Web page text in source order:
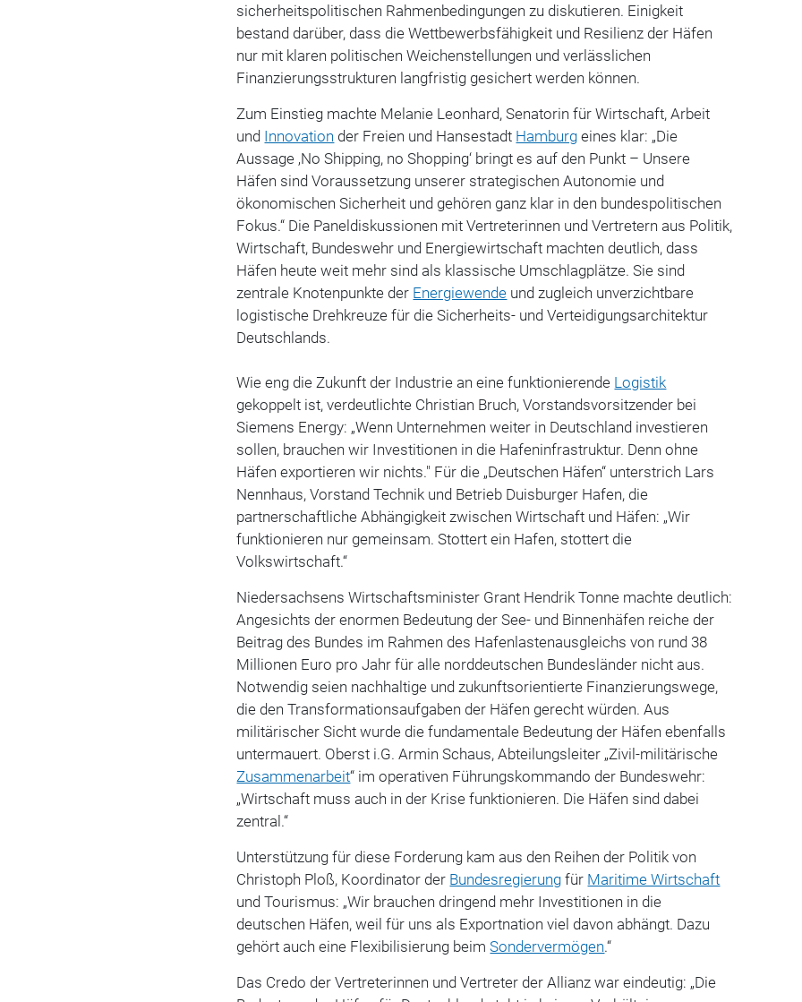
sicherheitspolitischen Rahmenbedingungen zu diskutieren. Einigkeit
bestand darüber, dass die Wettbewerbsfähigkeit und Resilienz der Häfen
nur mit klaren politischen Weichenstellungen und verlässlichen
Finanzierungsstrukturen langfristig gesichert werden können.
Zum Einstieg machte Melanie Leonhard, Senatorin für Wirtschaft, Arbeit
und Innovation der Freien und Hansestadt Hamburg eines klar: „Die
Aussage ‚No Shipping, no Shopping‘ bringt es auf den Punkt – Unsere
Häfen sind Voraussetzung unserer strategischen Autonomie und
ökonomischen Sicherheit und gehören ganz klar in den bundespolitischen
Fokus.“ Die Paneldiskussionen mit Vertreterinnen und Vertretern aus Politik,
Wirtschaft, Bundeswehr und Energiewirtschaft machten deutlich, dass
Häfen heute weit mehr sind als klassische Umschlagplätze. Sie sind
zentrale Knotenpunkte der Energiewende und zugleich unverzichtbare
logistische Drehkreuze für die Sicherheits- und Verteidigungsarchitektur
Deutschlands.
Wie eng die Zukunft der Industrie an eine funktionierende Logistik
gekoppelt ist, verdeutlichte Christian Bruch, Vorstandsvorsitzender bei
Siemens Energy: „Wenn Unternehmen weiter in Deutschland investieren
sollen, brauchen wir Investitionen in die Hafeninfrastruktur. Denn ohne
Häfen exportieren wir nichts." Für die „Deutschen Häfen“ unterstrich Lars
Nennhaus, Vorstand Technik und Betrieb Duisburger Hafen, die
partnerschaftliche Abhängigkeit zwischen Wirtschaft und Häfen: „Wir
funktionieren nur gemeinsam. Stottert ein Hafen, stottert die
Volkswirtschaft.“
Niedersachsens Wirtschaftsminister Grant Hendrik Tonne machte deutlich:
Angesichts der enormen Bedeutung der See- und Binnenhäfen reiche der
Beitrag des Bundes im Rahmen des Hafenlastenausgleichs von rund 38
Millionen Euro pro Jahr für alle norddeutschen Bundesländer nicht aus.
Notwendig seien nachhaltige und zukunftsorientierte Finanzierungswege,
die den Transformationsaufgaben der Häfen gerecht würden.Aus
militärischer Sicht wurde die fundamentale Bedeutung der Häfen ebenfalls
untermauert. Oberst i.G. Armin Schaus, Abteilungsleiter „Zivil-militärische
Zusammenarbeit“ im operativen Führungskommando der Bundeswehr:
„Wirtschaft muss auch in der Krise funktionieren. Die Häfen sind dabei
zentral.“
Unterstützung für diese Forderung kam aus den Reihen der Politik von
Christoph Ploß, Koordinator der Bundesregierung für Maritime Wirtschaft
und Tourismus: „Wir brauchen dringend mehr Investitionen in die
deutschen Häfen, weil für uns als Exportnation viel davon abhängt. Dazu
gehört auch eine Flexibilisierung beimSondervermögen.“
Das Credo der Vertreterinnen und Vertreter der Allianz war eindeutig: „Die